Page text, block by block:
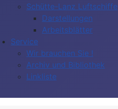
Schütte-Lanz Luftschiffe
Darstellungen
Arbeitsblätter
Service
Wir brauchen Sie !
Archiv und Bibliothek
Linkliste